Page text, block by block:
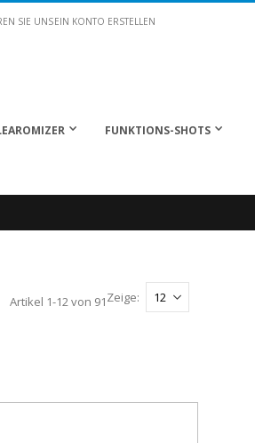
SIE UNSEIN KONTO ERSTELLEN
FUNKTIONS-SHOTS
Artikel 1-12von 91Zeige